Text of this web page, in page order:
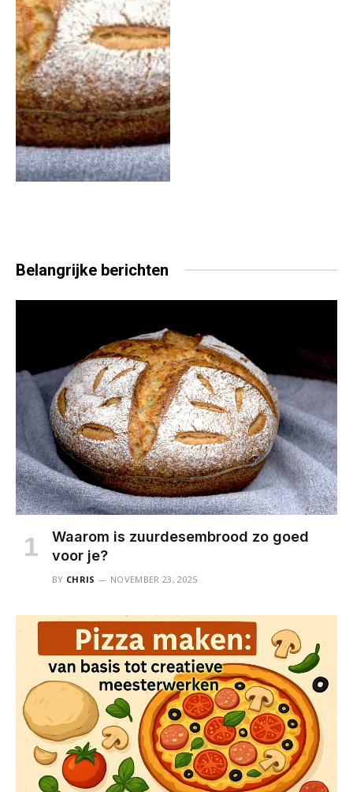
Belangrijke berichten
Waarom is zuurdesembrood zo goed
voor je?
BY CHRIS NOVEMBER 23, 2025